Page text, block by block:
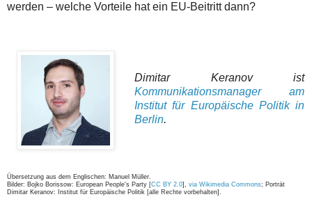
werden – welche Vorteile hat ein EU-Beitritt dann?
Dimitar Keranov ist
Kommunikationsmanager am
Institut für Europäische Politik in
Berlin.
Übersetzung aus dem Englischen: Manuel Müller.
Bilder: Bojko Borissow: European People's Party [CC BY 2.0], via Wikimedia Commons; Porträt
Dimitar Keranov: Institut für Europäische Politik [alle Rechte vorbehalten].